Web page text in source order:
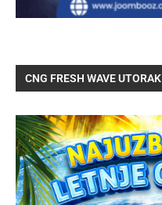
CNG FRESH WAVE UTORAK